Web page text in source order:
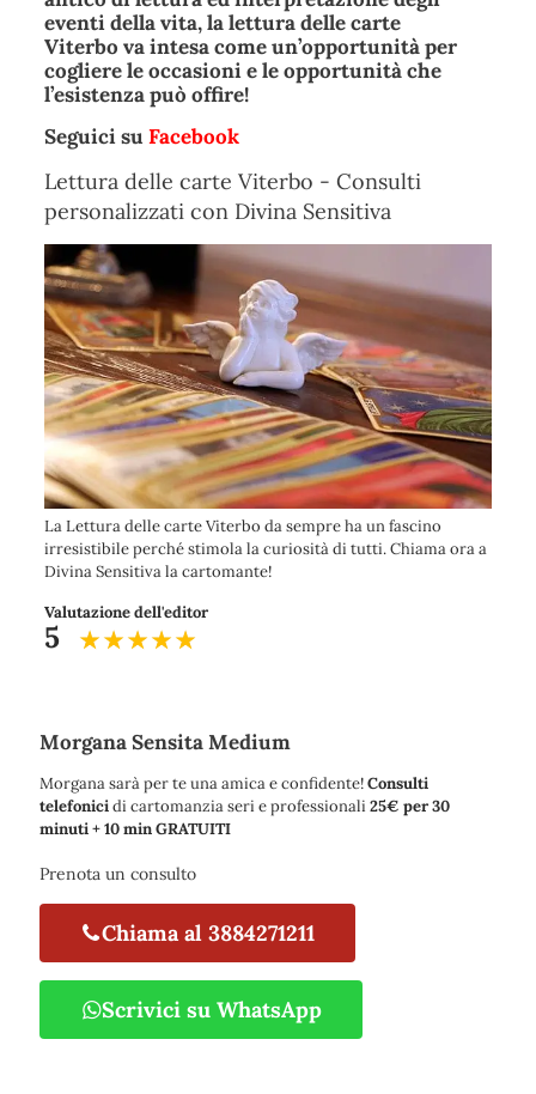
eventi della vita, lalettura delle carte
Viterbo va intesa come un’opportunità per
cogliere le occasioni e le opportunità che
l’esistenza può offire!
Seguici su Facebook
Lettura delle carte Viterbo - Consulti
personalizzati con Divina Sensitiva
La Lettura delle carte Viterbo da sempre ha un fascino
irresistibile perché stimola la curiosità di tutti. Chiama ora a
Divina Sensitiva la cartomante!
Valutazione dell'editor
5
Morgana Sensita Medium
Morgana sarà per te una amica e confidente!Consulti
telefonicidi cartomanzia seri e professionali25€ per 30
minuti + 10 min GRATUITI
Prenota un consulto
Chiama al 3884271211
Scrivici su WhatsApp